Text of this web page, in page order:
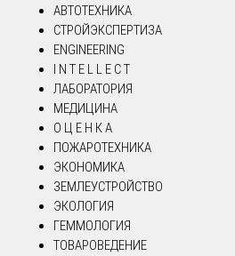
АВТОТЕХНИКА
СТРОЙЭКСПЕРТИЗА
ENGINEERING
I N T E L L E C T
ЛАБОРАТОРИЯ
МЕДИЦИНА
О Ц Е Н К А
ПОЖАРОТЕХНИКА
ЭКОНОМИКА
ЗЕМЛЕУСТРОЙСТВО
ЭКОЛОГИЯ
ГЕММОЛОГИЯ
ТОВАРОВЕДЕНИЕ